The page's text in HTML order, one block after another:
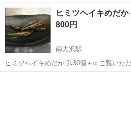
自宅付近まで取りに来て頂ける方限定です
東京 八王子市 南大沢駅 その他
ヒミツヘイキめだ
800円
南大沢駅
ヒミツヘイキめだか 卵30個＋α ご覧いた
本商品は、ヒミツヘイキめだかの有精卵